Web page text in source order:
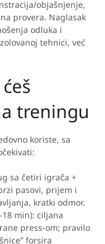
objašnjenje,
provera. Naglasak
odluka i
tehnici, već
treningu
koriste, sa
sa četiri igrača +
pasovi, prijem i
kratki odmor.
min): ciljana
press-om; pravilo
forsira